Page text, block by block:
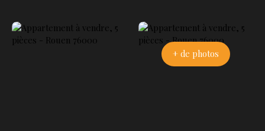
+ de photos